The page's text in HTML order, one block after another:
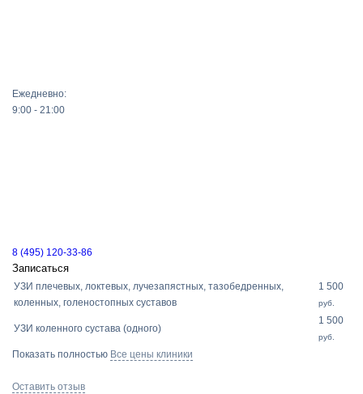
Ежедневно:
9:00 - 21:00
8 (495) 120-33-86
Записаться
УЗИ плечевых, локтевых, лучезапястных, тазобедренных,
коленных, голеностопных суставов
1 500
руб.
УЗИ коленного сустава (одного)
1 500
руб.
Показать полностью Все цены клиники
Оставить отзыв